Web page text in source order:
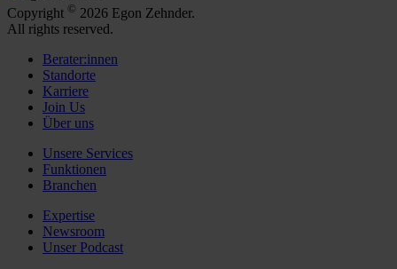
Copyright © 2026 Egon Zehnder.
All rights reserved.
Berater:innen
Standorte
Karriere
Join Us
Über uns
Unsere Services
Funktionen
Branchen
Expertise
Newsroom
Unser Podcast